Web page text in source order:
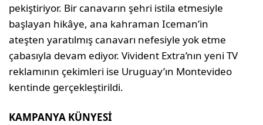
pekiştiriyor. Bir canavarın şehri istila etmesiyle
başlayan hikâye, ana kahraman Iceman’in
ateşten yaratılmış canavarı nefesiyle yok etme
çabasıyla devam ediyor. Vivident Extra’nın yeni TV
reklamının çekimleri ise Uruguay’ın Montevideo
kentinde gerçekleştirildi.
KAMPANYA KÜNYESİ